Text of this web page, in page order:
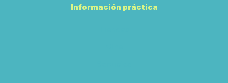
Información práctica